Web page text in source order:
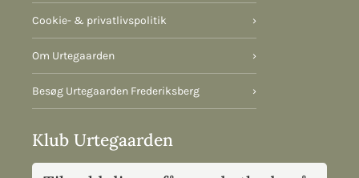
Cookie- & privatlivspolitik ›
Om Urtegaarden ›
Besøg Urtegaarden Frederiksberg ›
Klub Urtegaarden